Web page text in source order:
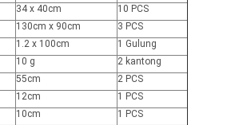
34 x 40cm
10 PCS
130cm x 90cm
3 PCS
1.2 x 100cm
1 Gulung
10 g
2 kantong
55cm
2 PCS
12cm
1 PCS
10cm
1 PCS